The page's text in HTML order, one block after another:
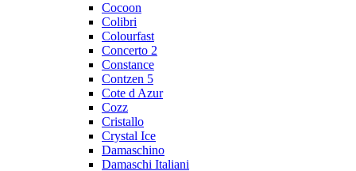
Cocoon
Colibri
Colourfast
Concerto 2
Constance
Contzen 5
Cote d Azur
Cozz
Cristallo
Crystal Ice
Damaschino
Damaschi Italiani